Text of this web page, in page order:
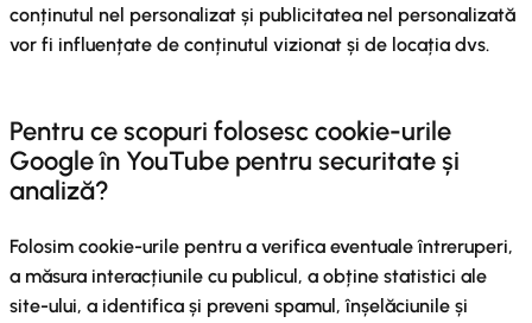
conținutul nel personalizat și publicitatea nel personalizată
vor fi influențate de conținutul vizionat și de locația dvs.
Pentru ce scopuri folosesc cookie-urile
Google în YouTube pentru securitate și
analiză?
Folosim cookie-urile pentru a verifica eventuale întreruperi,
a măsura interacțiunile cu publicul, a obține statistici ale
site-ului, a identifica și preveni spamul, înșelăciunile și